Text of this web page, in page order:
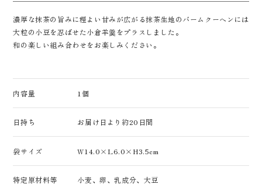
濃厚な抹茶の旨みに程よい甘みが広がる抹茶生地のバームクーヘンには
大粒の小豆を忍ばせた小倉羊羹をプラスしました。
和の楽しい組み合わせをお楽しみください。
内容量 1個
日持ち お届け日より約20日間
袋サイズ W14.0×L6.0×H3.5cm
特定原材料等 小麦、卵、乳成分、大豆